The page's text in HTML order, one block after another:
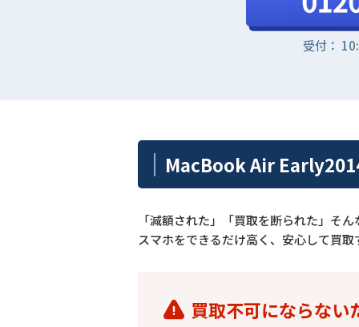
受付：
MacBook Air
「減額された」「買取を断られた」そ
スマホをできるだけ高く、安心して買
買取不可にならない